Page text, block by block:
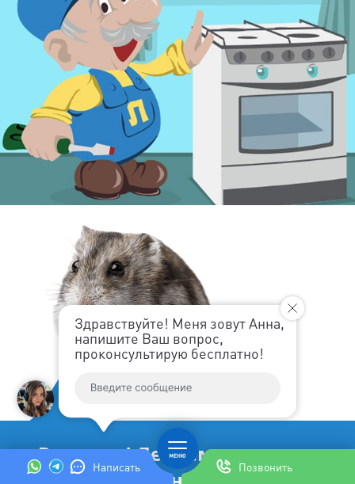
Написать Позвонить
Здравствуйте! Меня зовут Анна,
напишите Ваш вопрос,
проконсультирую бесплатно!
Впервые! Ленремонт дарит